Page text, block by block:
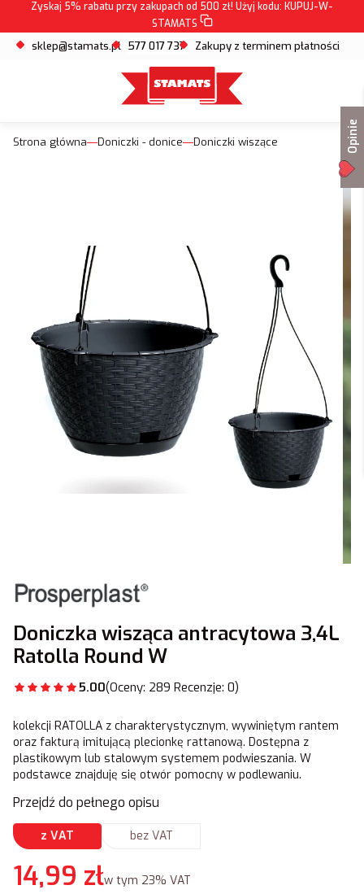
Zyskaj 5% rabatu przy zakupach od 500 zł! Użyj kodu: KUPUJ-W-
STAMATS
sklep@stamats.pl 577 017 737 Zakupy z terminem płatności
Strona główna Doniczki - donice Doniczki wiszące
Doniczka wisząca antracytowa 3,4L
Ratolla Round W
5.00(Oceny: 289 Recenzje: 0)
kolekcji RATOLLA z charakterystycznym, wywiniętym rantem
oraz fakturą imitującą plecionkę rattanową. Dostępna z
plastikowym lub stalowym systemem podwieszania. W
podstawce znajduję się otwór pomocny w podlewaniu.
Przejdź do pełnego opisu
z VAT bez VAT
Cena
14,99 złw tym 23% VAT
w tym 23% VAT
Opinie